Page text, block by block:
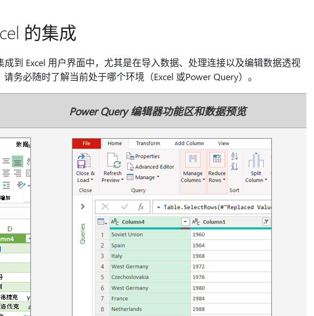
的集成
成到 Excel 用户界面中，尤其是在导入数据、处理连接以及编辑数据透视
务必随时了解当前处于哪个环境（Excel 或Power Query）。
Power Query 编辑器功能区和数据预览